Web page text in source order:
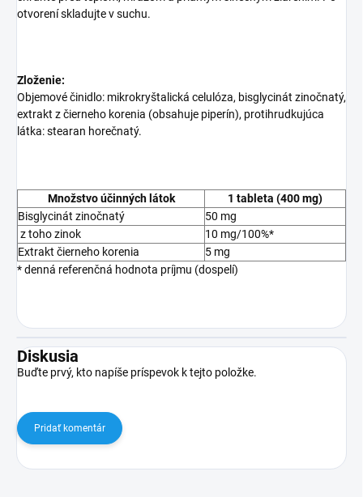
otvorení skladujte v suchu.
Zloženie:
Objemové činidlo: mikrokryštalická celulóza, bisglycinát zinočnatý,
extrakt z čierneho korenia (obsahuje piperín), protihrudkujúca
látka: stearan horečnatý.
Množstvo účinných látok
1 tableta (400 mg)
Bisglycinát zinočnatý
50 mg
z toho zinok
10 mg/100%*
Extrakt čierneho korenia
5 mg
* denná referenčná hodnota príjmu (dospelí)
Diskusia
Buďte prvý, kto napíše príspevok k tejto položke.
Pridať komentár